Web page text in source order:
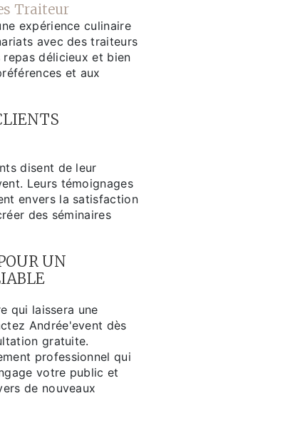
Traiteur
expérience culinaire
avec des traiteurs
délicieux et bien
et aux
disent de leur
Leurs témoignages
envers la satisfaction
des séminaires
UN
qui laissera une
Andrée'event dès
gratuite.
professionnel qui
votre public et
de nouveaux